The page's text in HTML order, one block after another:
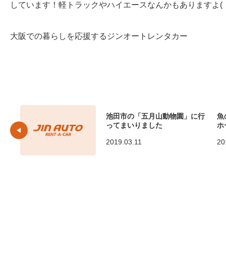
しています！軽トラックやハイエースなんかもありますよ(
大阪での暮らしを応援するジンオートレンタカー
池田市の「五月山動物園」に行
ってまいりました
2019.03.11
魚
ホ